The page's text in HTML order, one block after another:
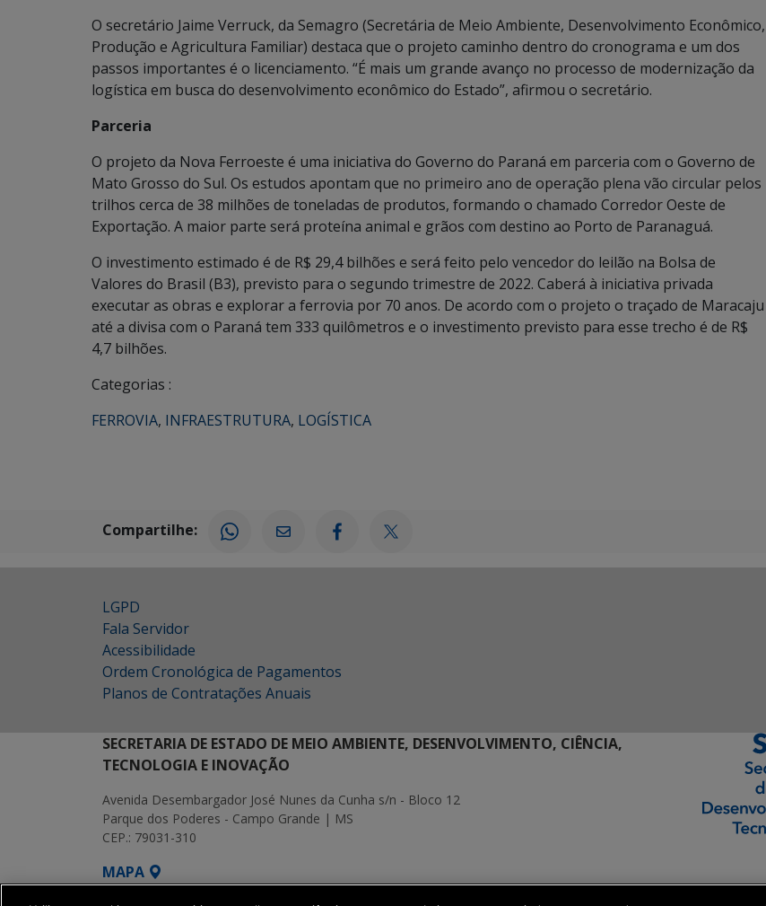
O secretário Jaime Verruck, da Semagro (Secretária de Meio Ambiente, Desenvolvimento Econômico,
Produção e Agricultura Familiar) destaca que o projeto caminho dentro do cronograma e um dos
passos importantes é o licenciamento. “É mais um grande avanço no processo de modernização da
logística em busca do desenvolvimento econômico do Estado”, afirmou o secretário.
Parceria
O projeto da Nova Ferroeste é uma iniciativa do Governo do Paraná em parceria com o Governo de
Mato Grosso do Sul. Os estudos apontam que no primeiro ano de operação plena vão circular pelos
trilhos cerca de 38 milhões de toneladas de produtos, formando o chamado Corredor Oeste de
Exportação. A maior parte será proteína animal e grãos com destino ao Porto de Paranaguá.
O investimento estimado é de R$ 29,4 bilhões e será feito pelo vencedor do leilão na Bolsa de
Valores do Brasil (B3), previsto para o segundo trimestre de 2022. Caberá à iniciativa privada
executar as obras e explorar a ferrovia por 70 anos. De acordo com o projeto o traçado de Maracaju
até a divisa com o Paraná tem 333 quilômetros e o investimento previsto para esse trecho é de R$
4,7 bilhões.
Categorias :
FERROVIA, INFRAESTRUTURA, LOGÍSTICA
Compartilhe:
LGPD
Fala Servidor
Acessibilidade
Ordem Cronológica de Pagamentos
Planos de Contratações Anuais
SECRETARIA DE ESTADO DE MEIO AMBIENTE, DESENVOLVIMENTO, CIÊNCIA,
TECNOLOGIA E INOVAÇÃO
Avenida Desembargador José Nunes da Cunha s/n - Bloco 12
Parque dos Poderes - Campo Grande | MS
CEP.: 79031-310
MAPA